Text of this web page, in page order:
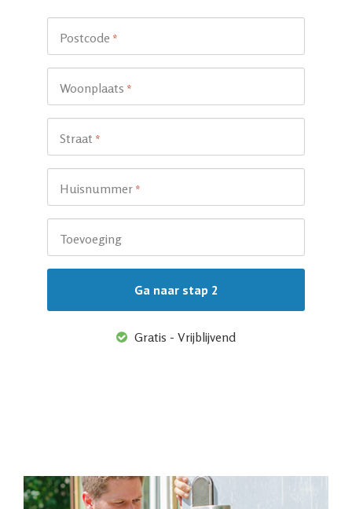
Postcode *
Woonplaats *
Straat *
Huisnummer *
Toevoeging
Gratis - Vrijblijvend